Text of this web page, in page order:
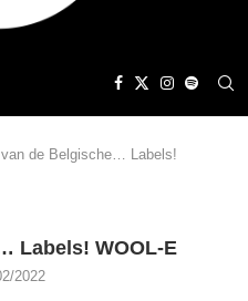
de Belgische… Labels!
Labels! WOOL-E
2022